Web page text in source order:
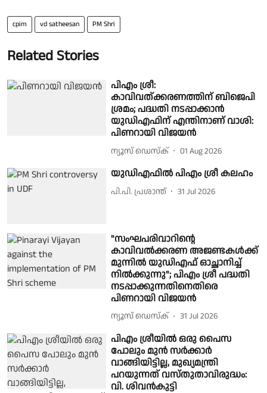
cpim vd satheesan PM Shri
Related Stories
പിഎം ശ്രീ:
കാവിവത്ക്കരണത്തിന് ബിജെപി
ശ്രമം; പദ്ധതി നടപ്പാക്കാൻ
യുഡിഎഫിന് എന്തിനാണ് വാശി:
പിണറായി വിജയന്‍
ന്യൂസ് ഡെസ്ക് 01 Aug 2026
യുഡിഎഫിൽ പിഎം ശ്രീ കലഹം
പി.പി. പ്രശാന്ത് 31 Jul 2026
"സംഘപരിവാറിൻ്റെ
കാവിവൽക്കരണ അജണ്ടകൾക്ക്
മുന്നിൽ യുഡിഎഫ് ഓച്ഛാനിച്ച്
നിൽക്കുന്നു"; പിഎം ശ്രീ പദ്ധതി
നടപ്പാക്കുന്നതിനെതിരെ
പിണറായി വിജയൻ
ന്യൂസ് ഡെസ്ക് 31 Jul 2026
പിഎം ശ്രീയിൽ ഒരു പൈസ
പോലും മുൻ സർക്കാർ
വാങ്ങിയിട്ടില്ല, മുഖ്യമന്ത്രി
പറയുന്നത് വസ്തുതാവിരുദ്ധം:
വി. ശിവൻകുട്ടി